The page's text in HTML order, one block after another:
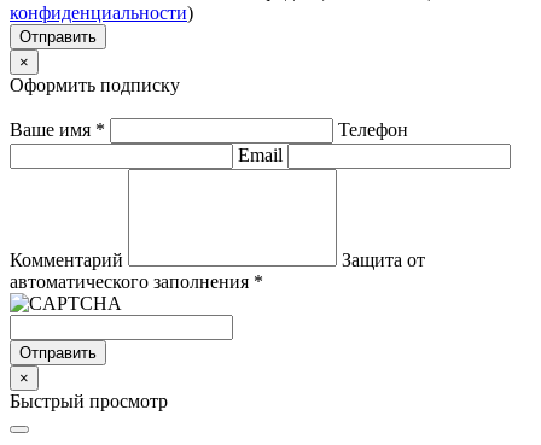
конфиденциальности)
Отправить
×
Оформить подписку
Ваше имя *
Телефон
Email
Комментарий
Защита от
автоматического заполнения *
Отправить
×
Быстрый просмотр